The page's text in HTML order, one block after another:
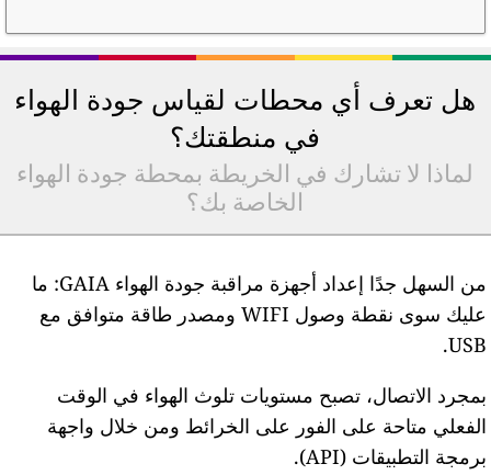
هل تعرف أي محطات لقياس جودة الهواء
في منطقتك؟
لماذا لا تشارك في الخريطة بمحطة جودة الهواء
الخاصة بك؟
من السهل جدًا إعداد أجهزة مراقبة جودة الهواء GAIA: ما
عليك سوى نقطة وصول WIFI ومصدر طاقة متوافق مع
USB.
بمجرد الاتصال، تصبح مستويات تلوث الهواء في الوقت
الفعلي متاحة على الفور على الخرائط ومن خلال واجهة
برمجة التطبيقات (API).